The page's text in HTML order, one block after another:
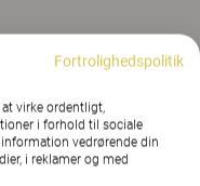
Fortrolighedspolitik
virke ordentligt,
i forhold til sociale
vedrørende din
i reklamer og med